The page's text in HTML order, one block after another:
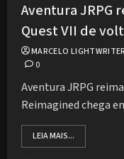
Aventura JRPG
Quest VII de
MARCELO LIGHTWRITER
0
Aventura JRPG
Reimagined chega
LEIA MAIS...